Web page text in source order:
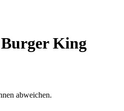
King
abweichen.